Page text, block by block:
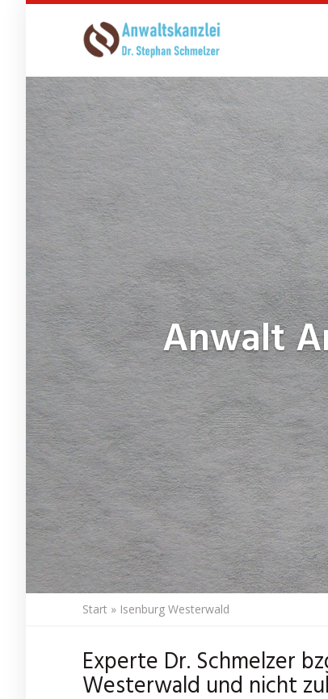
content
Anwalt
Start » Isenburg Westerwald
Experte Dr. Schmelzer
Westerwald und nicht